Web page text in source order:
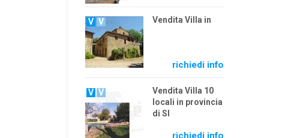
V V Vendita Villa in
richiedi info
V V
Vendita Villa 10
locali in provincia
di SI
richiedi info